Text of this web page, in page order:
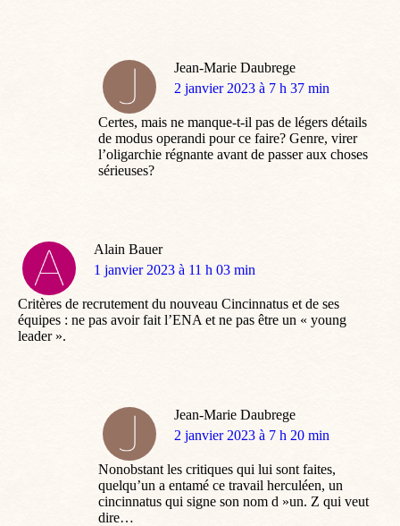
Jean-Marie Daubrege
dit
2 janvier 2023 à 7 h 37 min
Certes, mais ne manque-t-il pas de légers détails
de modus operandi pour ce faire? Genre, virer
l’oligarchie régnante avant de passer aux choses
sérieuses?
Alain Bauer
dit
1 janvier 2023 à 11 h 03 min
Critères de recrutement du nouveau Cincinnatus et de ses
équipes : ne pas avoir fait l’ENA et ne pas être un « young
leader ».
Jean-Marie Daubrege
dit
2 janvier 2023 à 7 h 20 min
Nonobstant les critiques qui lui sont faites,
quelqu’un a entamé ce travail herculéen, un
cincinnatus qui signe son nom d »un. Z qui veut
dire…